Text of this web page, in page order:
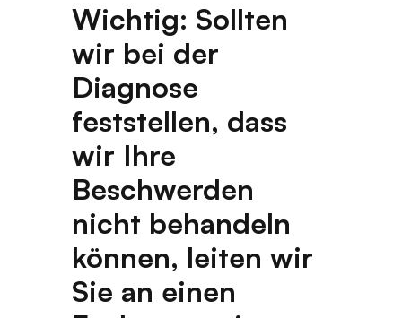
Wichtig: Sollten
wir bei der
Diagnose
feststellen, dass
wir Ihre
Beschwerden
nicht behandeln
können, leiten wir
Sie an einen